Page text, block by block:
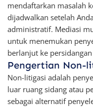
mendaftarkan masalah
dijadwalkan setelah
administratif. Mediasi
untuk menemukan
berlanjut ke
Pengertian Non-
Non-litigasi adalah
luar ruang sidang atau
sebagai alternatif